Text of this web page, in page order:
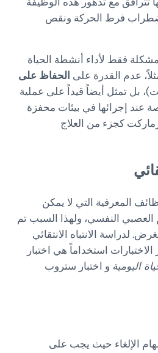
فرط الحركة ونقص
فقط لأداء أنشطة الحياة
عدم القدرة على الحفاظ على
بل تمثل أيضاً قيداً على عملية
عند إجرائها في بيئات محفزة
كجزء من العلاج
المعرفية التي لا يمكن
العصبي النفسي، ولهذا السبب تم
لدراسة الانتباه الانتقائي
استخداماً هي اختبار
اليومية و اختبار ستروب
الإلغاء حيث يجب على